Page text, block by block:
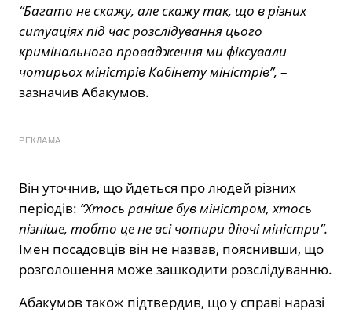
“Багато не скажу, але скажу так, що в різних
ситуаціях під час розслідування цього
кримінального провадження ми фіксували
чотирьох міністрів Кабінету міністрів”, –
зазначив Абакумов.
РЕКЛАМА
Він уточнив, що йдеться про людей різних
періодів: “Хтось раніше був міністром, хтось
пізніше, тобто це не всі чотири діючі міністри”.
Імен посадовців він не назвав, пояснивши, що
розголошення може зашкодити розслідуванню.
Абакумов також підтвердив, що у справі наразі